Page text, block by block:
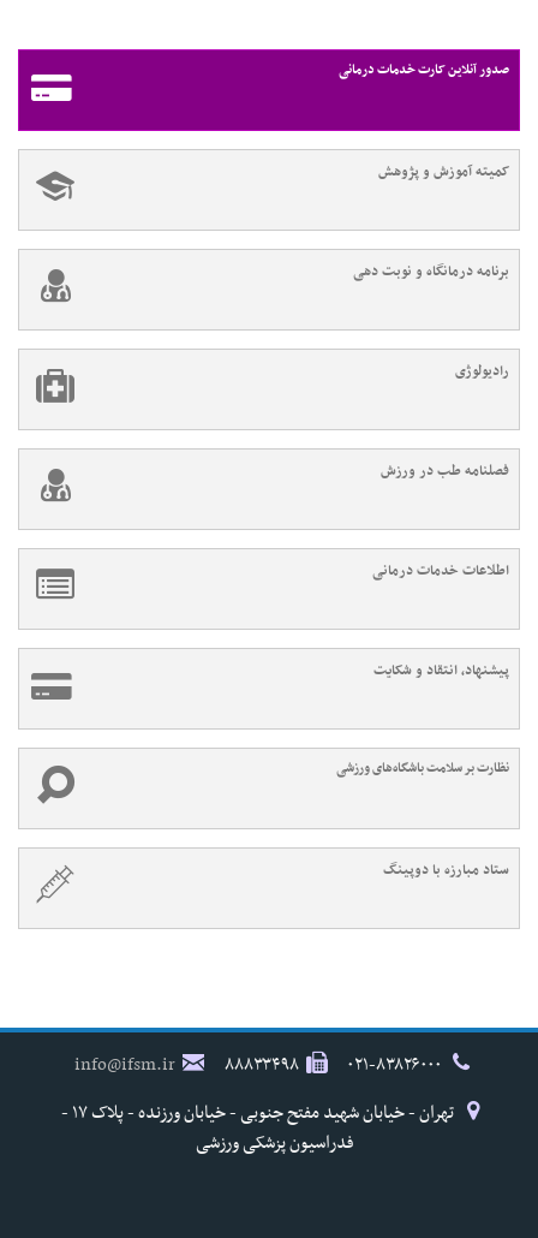
صدور آنلاین کارت خدمات درمانی
کمیته آموزش و پژوهش
برنامه درمانگاه و نوبت دهی
رادیولوژی
فصلنامه طب در ورزش
اطلاعات خدمات درمانی
پیشنهاد، انتقاد و شکایت
نظارت بر سلامت باشگاه‌های ورزشی
ستاد مبارزه با دوپینگ
۸۸۸۳۳۴۹۸
info@ifsm.ir
تهران - خیابان شهید مفتح جنوبی - خیابان ورزنده - پلاک ۱۷ -
فدراسیون پزشکی ورزشی